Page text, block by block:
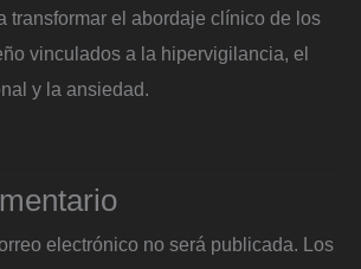
transformar el abordaje clínico de los
vinculados a la hipervigilancia, el
y la ansiedad.
electrónico no será publicada. Los